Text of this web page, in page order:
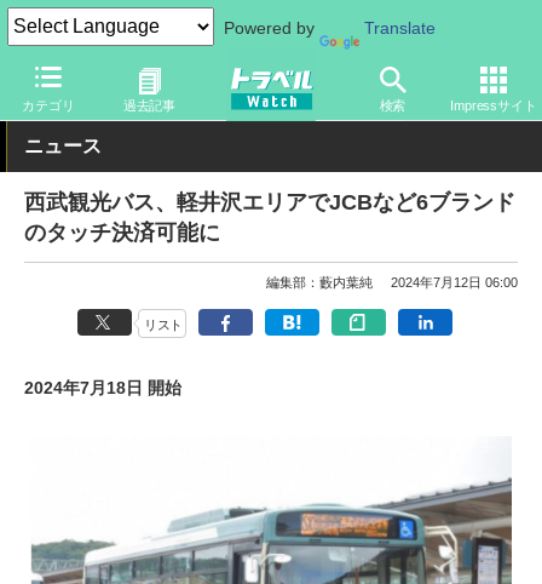
Powered by Translate
カテゴリ 過去記事 検索 Impressサイト
トラベル Watch 旅の方法 バス旅 路線バス
ニュース
西武観光バス、軽井沢エリアでJCBなど6ブランド
のタッチ決済可能に
編集部：藪内葉純 2024年7月12日 06:00
リスト
2024年7月18日 開始